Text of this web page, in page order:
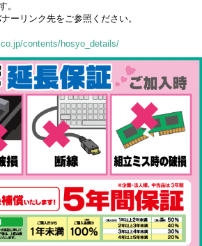
。
ーリンク先をご参照ください。
contents/hosyo_details/